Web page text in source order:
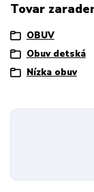
Tovar
OBUV
Obuv detská
Nízka obuv